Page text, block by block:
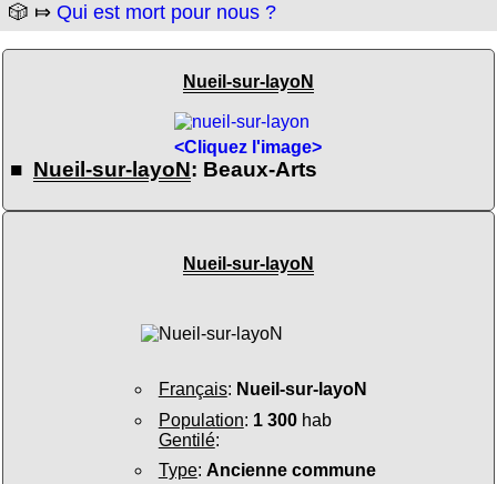
🎲 ⤇ Qui est mort pour nous ?
Nueil-sur-layoN
<Cliquez l'image>
■ Nueil-sur-layoN: Beaux-Arts
Nueil-sur-layoN
Français: Nueil-sur-layoN
Population: 1 300hab
Gentilé:
Type: Ancienne commune